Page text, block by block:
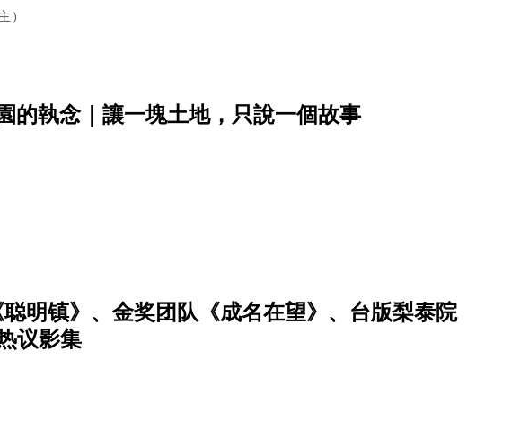
）
的執念｜讓一塊土地，只說一個故事
明镇》、金奖团队《成名在望》、台版梨泰院
议影集